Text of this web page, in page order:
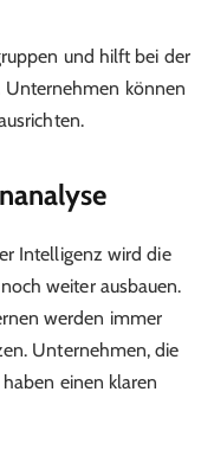
und hilft bei der
Unternehmen können
Intelligenz wird die
weiter ausbauen.
werden immer
Unternehmen, die
einen klaren